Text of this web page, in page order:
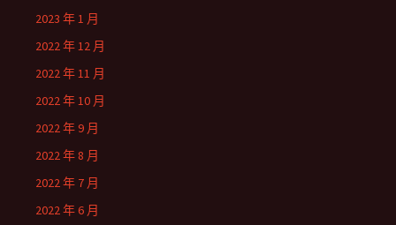
2023 年 1 月
2022 年 12 月
2022 年 11 月
2022 年 10 月
2022 年 9 月
2022 年 8 月
2022 年 7 月
2022 年 6 月